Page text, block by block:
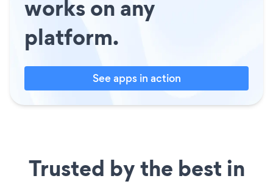
works on any
platform.
See apps in action
Trusted by the best in